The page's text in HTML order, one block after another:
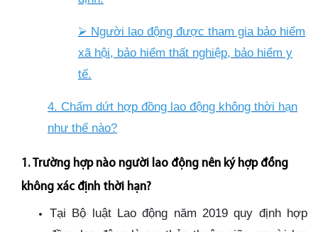
⮚ Người lao động được tham gia bảo hiểm
xã hội, bảo hiểm thất nghiệp, bảo hiểm y
tế.
4. Chấm dứt hợp đồng lao động không thời hạn
như thế nào?
1. Trường hợp nào người lao động nên ký hợp đồng
không xác định thời hạn?
Tại Bộ luật Lao động năm 2019 quy định hợp